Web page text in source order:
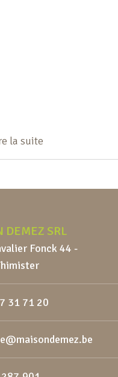
la suite
DEMEZ SRL
Fonck 44 -
31 71 20